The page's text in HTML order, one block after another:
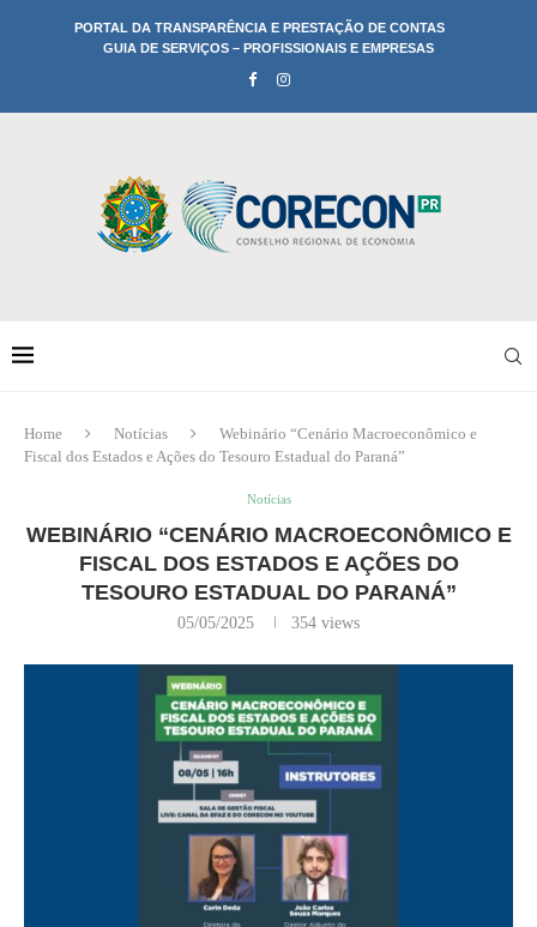
PORTAL DA TRANSPARÊNCIA E PRESTAÇÃO DE CONTAS
GUIA DE SERVIÇOS – PROFISSIONAIS E EMPRESAS
Home Notícias
Webinário “Cenário Macroeconômico e
Fiscal dos Estados e Ações do Tesouro Estadual do Paraná”
Notícias
WEBINÁRIO “CENÁRIO MACROECONÔMICO E
FISCAL DOS ESTADOS E AÇÕES DO
TESOURO ESTADUAL DO PARANÁ”
05/05/2025 354 views